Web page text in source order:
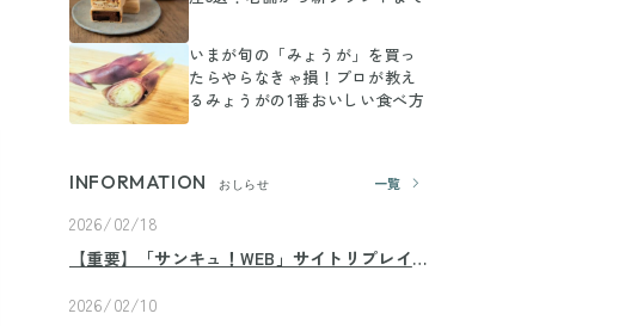
いまが旬の「みょうが」を買っ
たらやらなきゃ損！プロが教え
るみょうがの1番おいしい食べ方
INFORMATION おしらせ 一覧
2026/02/18
【重要】「サンキュ！WEB」サイトリプレイ
2026/02/10